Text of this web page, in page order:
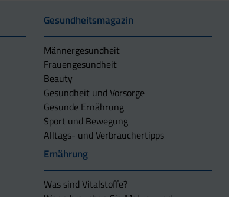
1,38
1,39
1,40
1,50
1,66
1,68
2,17
2,29
2,38
2,47
2,96
3,03
3,1
Gesundheitsmagazin
Männergesundheit
Frauengesundheit
Beauty
Gesundheit und Vorsorge
Gesunde Ernährung
Sport und Bewegung
Alltags- und Verbrauchertipps
Ernährung
Was sind Vitalstoffe?